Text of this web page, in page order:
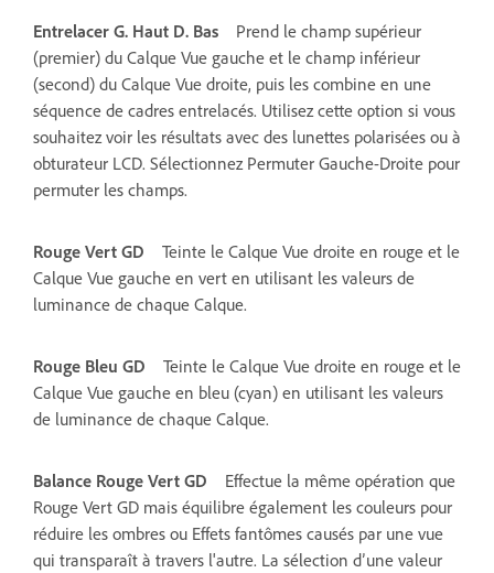
Entrelacer G. Haut D. Bas
Prend le champ supérieur
(premier) du Calque Vue gauche et le champ inférieur
(second) du Calque Vue droite, puis les combine en une
séquence de cadres entrelacés. Utilisez cette option si vous
souhaitez voir les résultats avec des lunettes polarisées ou à
obturateur LCD. Sélectionnez Permuter Gauche-Droite pour
permuter les champs.
Rouge Vert GD
Teinte le Calque Vue droite en rouge et le
Calque Vue gauche en vert en utilisant les valeurs de
luminance de chaque Calque.
Rouge Bleu GD
Teinte le Calque Vue droite en rouge et le
Calque Vue gauche en bleu (cyan) en utilisant les valeurs
de luminance de chaque Calque.
Balance Rouge Vert GD
Effectue la même opération que
Rouge Vert GD mais équilibre également les couleurs pour
réduire les ombres ou Effets fantômes causés par une vue
qui transparaît à travers l'autre. La sélection d’une valeur